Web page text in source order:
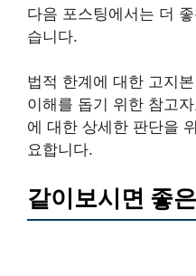
다음 포스팅에서는 더
습니다.
법적 한계에 대한 고지
이해를 돕기 위한 참고
에 대한 상세한 판단을
요합니다.
같이보시면 좋